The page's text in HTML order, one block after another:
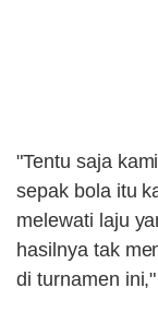
"Tentu saja
sepak bola itu
melewati laju
hasilnya tak
di turnamen